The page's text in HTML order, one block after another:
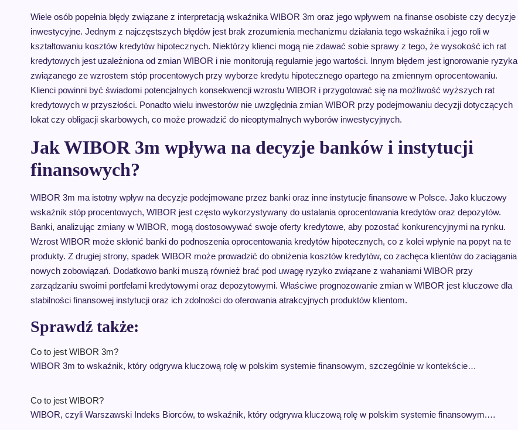
Wiele osób popełnia błędy związane z interpretacją wskaźnika WIBOR 3m oraz jego wpływem na finanse osobiste czy decyzje
inwestycyjne. Jednym z najczęstszych błędów jest brak zrozumienia mechanizmu działania tego wskaźnika i jego roli w
kształtowaniu kosztów kredytów hipotecznych. Niektórzy klienci mogą nie zdawać sobie sprawy z tego, że wysokość ich rat
kredytowych jest uzależniona od zmian WIBOR i nie monitorują regularnie jego wartości. Innym błędem jest ignorowanie ryzyka
związanego ze wzrostem stóp procentowych przy wyborze kredytu hipotecznego opartego na zmiennym oprocentowaniu.
Klienci powinni być świadomi potencjalnych konsekwencji wzrostu WIBOR i przygotować się na możliwość wyższych rat
kredytowych w przyszłości. Ponadto wielu inwestorów nie uwzględnia zmian WIBOR przy podejmowaniu decyzji dotyczących
lokat czy obligacji skarbowych, co może prowadzić do nieoptymalnych wyborów inwestycyjnych.
Jak WIBOR 3m wpływa na decyzje banków i instytucji
finansowych?
WIBOR 3m ma istotny wpływ na decyzje podejmowane przez banki oraz inne instytucje finansowe w Polsce. Jako kluczowy
wskaźnik stóp procentowych, WIBOR jest często wykorzystywany do ustalania oprocentowania kredytów oraz depozytów.
Banki, analizując zmiany w WIBOR, mogą dostosowywać swoje oferty kredytowe, aby pozostać konkurencyjnymi na rynku.
Wzrost WIBOR może skłonić banki do podnoszenia oprocentowania kredytów hipotecznych, co z kolei wpłynie na popyt na te
produkty. Z drugiej strony, spadek WIBOR może prowadzić do obniżenia kosztów kredytów, co zachęca klientów do zaciągania
nowych zobowiązań. Dodatkowo banki muszą również brać pod uwagę ryzyko związane z wahaniami WIBOR przy
zarządzaniu swoimi portfelami kredytowymi oraz depozytowymi. Właściwe prognozowanie zmian w WIBOR jest kluczowe dla
stabilności finansowej instytucji oraz ich zdolności do oferowania atrakcyjnych produktów klientom.
Sprawdź także:
Co to jest WIBOR 3m?
WIBOR 3m to wskaźnik, który odgrywa kluczową rolę w polskim systemie finansowym, szczególnie w kontekście…
Co to jest WIBOR?
WIBOR, czyli Warszawski Indeks Biorców, to wskaźnik, który odgrywa kluczową rolę w polskim systemie finansowym.…